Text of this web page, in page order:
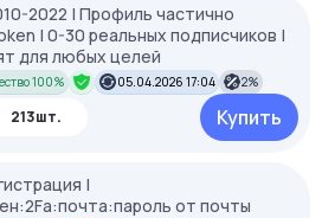
2022 | Профиль частично
| 0-30 реальных подписчиков |
для любых целей
100% 05.04.2026 17:04 2%
213шт. Купить
|
от почты